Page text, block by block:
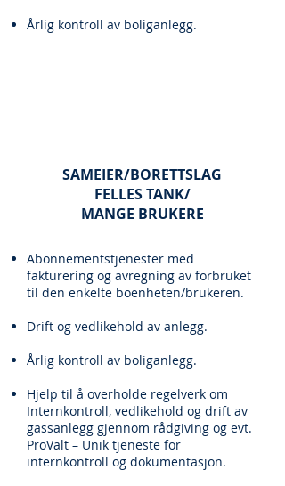
Årlig kontroll av boliganlegg.
SAMEIER/BORETTSLAG
FELLES TANK/
MANGE BRUKERE
Abonnementstjenester med
fakturering og avregning av forbruket
til den enkelte boenheten/brukeren.
Drift og vedlikehold av anlegg.
Årlig kontroll av boliganlegg.
Hjelp til å overholde regelverk om
Internkontroll, vedlikehold og drift av
gassanlegg gjennom rådgiving og evt.
ProValt – Unik tjeneste for
internkontroll og dokumentasjon.